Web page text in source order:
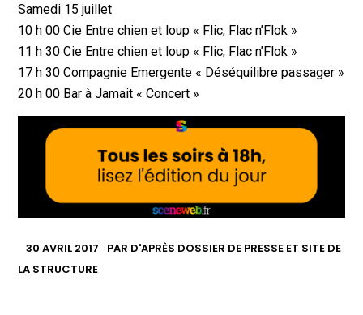
Samedi 15 juillet
10 h 00 Cie Entre chien et loup « Flic, Flac n’Flok »
11 h 30 Cie Entre chien et loup « Flic, Flac n’Flok »
17 h 30 Compagnie Emergente « Déséquilibre passager »
20 h 00 Bar à Jamait « Concert »
30 AVRIL 2017 PAR D'APRÈS DOSSIER DE PRESSE ET SITE DE
LA STRUCTURE